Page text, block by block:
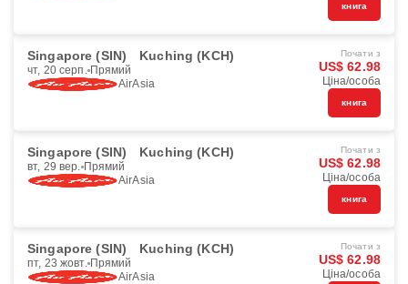
книга
Singapore (SIN) Kuching (KCH)
чт, 20 серп. Прямий
AirAsia
Почати з
US$ 62.98
Ціна/особа
книга
Singapore (SIN) Kuching (KCH)
вт, 29 вер. Прямий
AirAsia
Почати з
US$ 62.98
Ціна/особа
книга
Singapore (SIN) Kuching (KCH)
пт, 23 жовт. Прямий
AirAsia
Почати з
US$ 62.98
Ціна/особа